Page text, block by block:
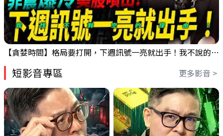
【貪婪時間】格局要打開，下週訊號一亮就出手！我不說的話還真一堆人不知道！｜錢進大趨勢 Mr.智霖 陳 2026/08/08
短影音專區 更多影音 >